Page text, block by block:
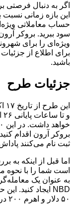
اگر به دنبال فرصتی
این بازه زمانی نسبت
حساب معاملاتی
سود ببرید. بروکر
ویژه‌ای را برای
برای اطلاع از
باشید.
جزئیات طرح
بروکر آرون اقدام
ثبت نام می‌کنند
اما قبل از اینکه به
است شما را با نحوه
به عنوان یک
۵۰ دلار و اهرم ۲۰۰ در اختیار شما گذاشته می‌شود.